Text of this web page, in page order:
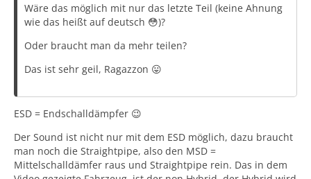
Wäre das möglich mit nur das letzte Teil (keine Ahnung
wie das heißt auf deutsch 😳)?
Oder braucht man da mehr teilen?
Das ist sehr geil, Ragazzon 😛
ESD = Endschalldämpfer 😉
Der Sound ist nicht nur mit dem ESD möglich, dazu braucht
man noch die Straightpipe, also den MSD =
Mittelschalldämfer raus und Straightpipe rein. Das in dem